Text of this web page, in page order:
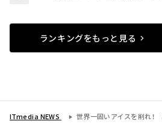
ランキングをもっと見る
ITmedia NEWS
世界一固いアイスを削れ！